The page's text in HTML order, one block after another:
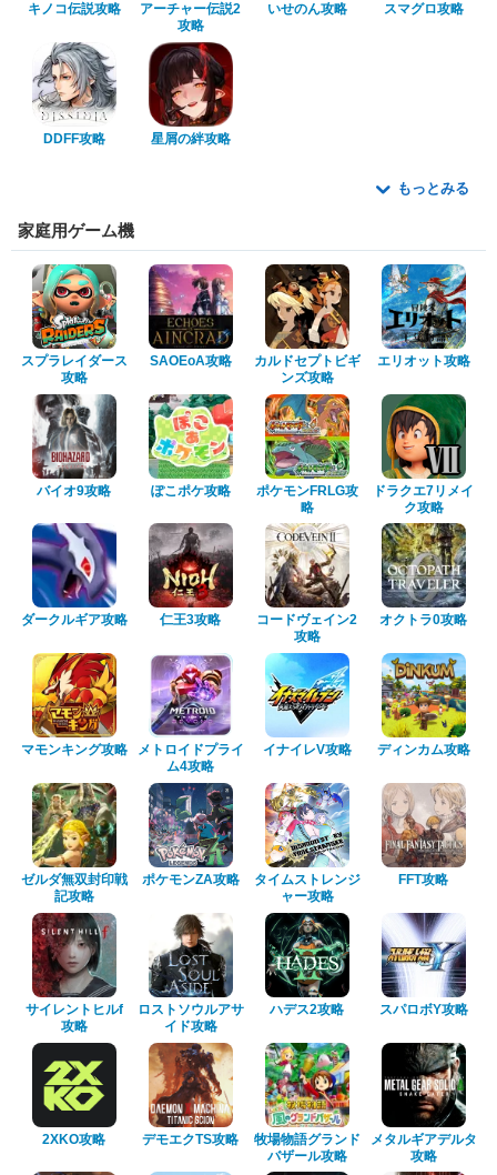
キノコ伝説攻略
アーチャー伝説2
攻略
いせのん攻略 スマグロ攻略
DDFF攻略 星屑の絆攻略
もっとみる
家庭用ゲーム機
スプラレイダース
攻略
SAOEoA攻略
カルドセプトビギ
ンズ攻略
エリオット攻略
バイオ9攻略 ぽこポケ攻略
ポケモンFRLG攻
略
ドラクエ7リメイ
ク攻略
ダークルギア攻略 仁王3攻略
コードヴェイン2
攻略
オクトラ0攻略
マモンキング攻略
メトロイドプライ
ム4攻略
イナイレV攻略 ディンカム攻略
ゼルダ無双封印戦
記攻略
ポケモンZA攻略
タイムストレンジ
ャー攻略
FFT攻略
サイレントヒルf
攻略
ロストソウルアサ
イド攻略
ハデス2攻略 スパロボY攻略
2XKO攻略 デモエクTS攻略
牧場物語グランド
バザール攻略
メタルギアデルタ
攻略